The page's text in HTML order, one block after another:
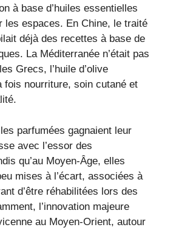
à base d’huiles essentielles
les espaces. En Chine, le traité
déjà des recettes à base de
La Méditerranée n’était pas
Grecs, l’huile d’olive
fois nourriture, soin cutané et
parfumées gagnaient leur
avec l’essor des
qu’au Moyen-Âge, elles
mises à l’écart, associées à
d’être réhabilitées lors des
l’innovation majeure
au Moyen-Orient, autour